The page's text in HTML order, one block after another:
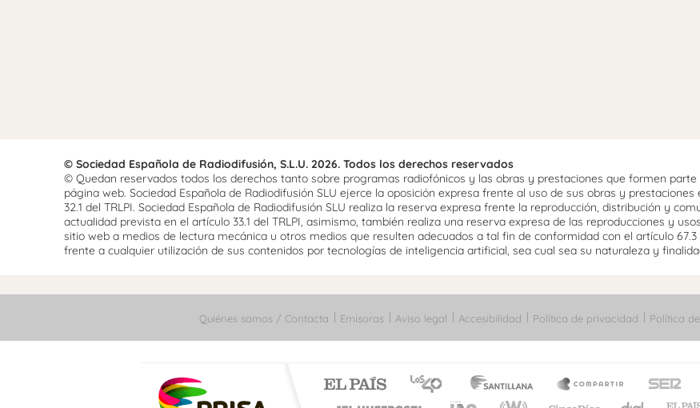
© Sociedad Española de Radiodifusión, S.L.U. 2026. Todos los derechos reservados
© Quedan reservados todos los derechos tanto sobre programas radiofónicos y las obras y prestaciones que formen
página web. Sociedad Española de Radiodifusión SLU ejerce la oposición expresa frente al uso de sus obras y
32.1 del TRLPI. Sociedad Española de Radiodifusión SLU realiza la reserva expresa frente la reproducción, distribución y
actualidad prevista en el artículo 33.1 del TRLPI, asimismo, también realiza una reserva expresa de las reproducciones y
sitio web a medios de lectura mecánica u otros medios que resulten adecuados a tal fin de conformidad con el artículo
frente a cualquier utilización de sus contenidos por tecnologías de inteligencia artificial, sea cual sea su naturaleza y
Quiénes somos / Contacta Emisoras Aviso legal Accesibilidad Política de privacidad Política